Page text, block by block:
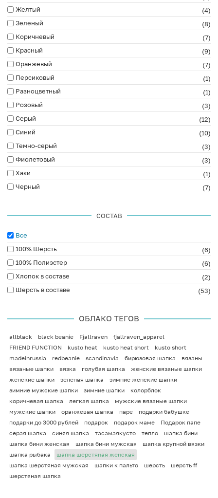
Желтый
(4)
Зеленый
(8)
Коричневый
(7)
Красный
(9)
Оранжевый
(7)
Персиковый
(1)
Разноцветный
(1)
Розовый
(3)
Серый
(12)
Синий
(10)
Темно-серый
(3)
Фиолетовый
(3)
Хаки
(1)
Черный
(7)
СОСТАВ
Все
100% Шерсть
(6)
100% Полиэстер
(6)
Хлопок в составе
(2)
Шерсть в составе
(53)
ОБЛАКО ТЕГОВ
allblack black beanie Fjallraven
fjallraven_apparel
FRIEND FUNCTION
kusto heat kusto heat short
kusto short
madeinrussia
redbeanie scandinavia бирюзовая шапка
вязаны
вязаные шапки
вязка голубая шапка
женские вязаные шапки
женские шапки
зеленая шапка
зимние женские шапки
зимние мужские шапки
зимние шапки
колорблок
коричневая шапка
легкая шапка
мужские вязаные шапки
мужские шапки
оранжевая шапка паре
подарки бабушке
подарки до 3000 рублей
подарок подарок маме
Подарок папе
серая шапка
синяя шапка тасамаякусто тепло
шапка бини
шапка бини женская
шапка бини мужская
шапка крупной вязки
шапка рыбака
шапка шерстяная женская
шапка шерстяная мужская
шапки к пальто шерсть
шерсть ff
шерстяная шапка